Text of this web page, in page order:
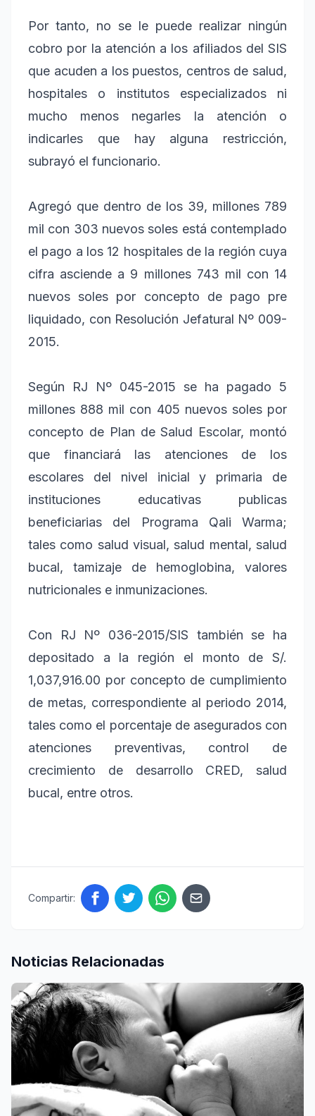
Por tanto, no se le puede realizar ningún
cobro por la atención a los afiliados del SIS
que acuden a los puestos, centros de salud,
hospitales o institutos especializados ni
mucho menos negarles la atención o
indicarles que hay alguna restricción,
subrayó el funcionario.
Agregó que dentro de los 39, millones 789
mil con 303 nuevos soles está contemplado
el pago a los 12 hospitales de la región cuya
cifra asciende a 9 millones 743 mil con 14
nuevos soles por concepto de pago pre
liquidado, con Resolución Jefatural Nº 009-
2015.
Según RJ Nº 045-2015 se ha pagado 5
millones 888 mil con 405 nuevos soles por
concepto de Plan de Salud Escolar, montó
que financiará las atenciones de los
escolares del nivel inicial y primaria de
instituciones educativas publicas
beneficiarias del Programa Qali Warma;
tales como salud visual, salud mental, salud
bucal, tamizaje de hemoglobina, valores
nutricionales e inmunizaciones.
Con RJ Nº 036-2015/SIS también se ha
depositado a la región el monto de S/.
1,037,916.00 por concepto de cumplimiento
de metas, correspondiente al periodo 2014,
tales como el porcentaje de asegurados con
atenciones preventivas, control de
crecimiento de desarrollo CRED, salud
bucal, entre otros.
Compartir:
Noticias Relacionadas